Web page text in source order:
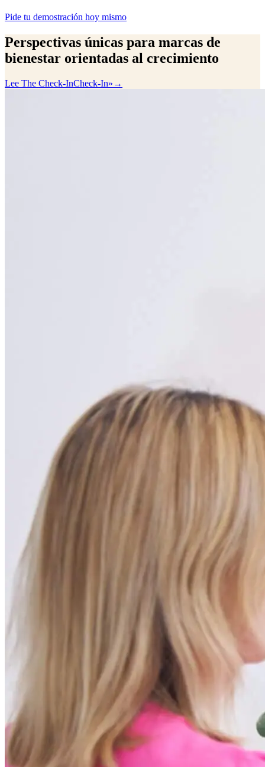
Pide tu demostración hoy mismo
Perspectivas únicas para marcas de
bienestar orientadas al crecimiento
Lee The Check-InCheck-In»→